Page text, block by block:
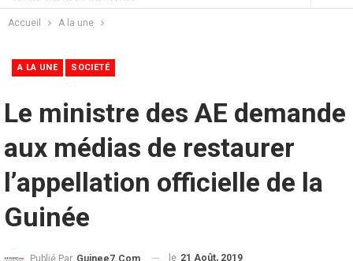
Accueil A la une
A LA UNE SOCIETÉ
Le ministre des AE demande
aux médias de restaurer
l’appellation officielle de la
Guinée
Publié Par Guinee7.com le 21 Août, 2019